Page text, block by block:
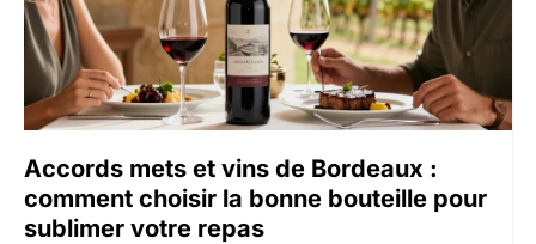
Accords mets et vins de Bordeaux :
comment choisir la bonne bouteille pour
sublimer votre repas